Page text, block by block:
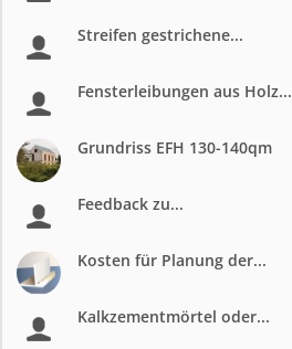
Streifen gestrichene...
Fensterleibungen aus Holz...
Grundriss EFH 130-140qm
Feedback zu...
Kosten für Planung der...
Kalkzementmörtel oder...